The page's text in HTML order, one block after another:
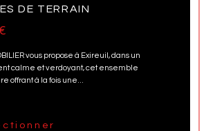
DE TERRAIN
vous propose à Exireuil, dans un
calme et verdoyant, cet ensemble
offrant à la fois une...